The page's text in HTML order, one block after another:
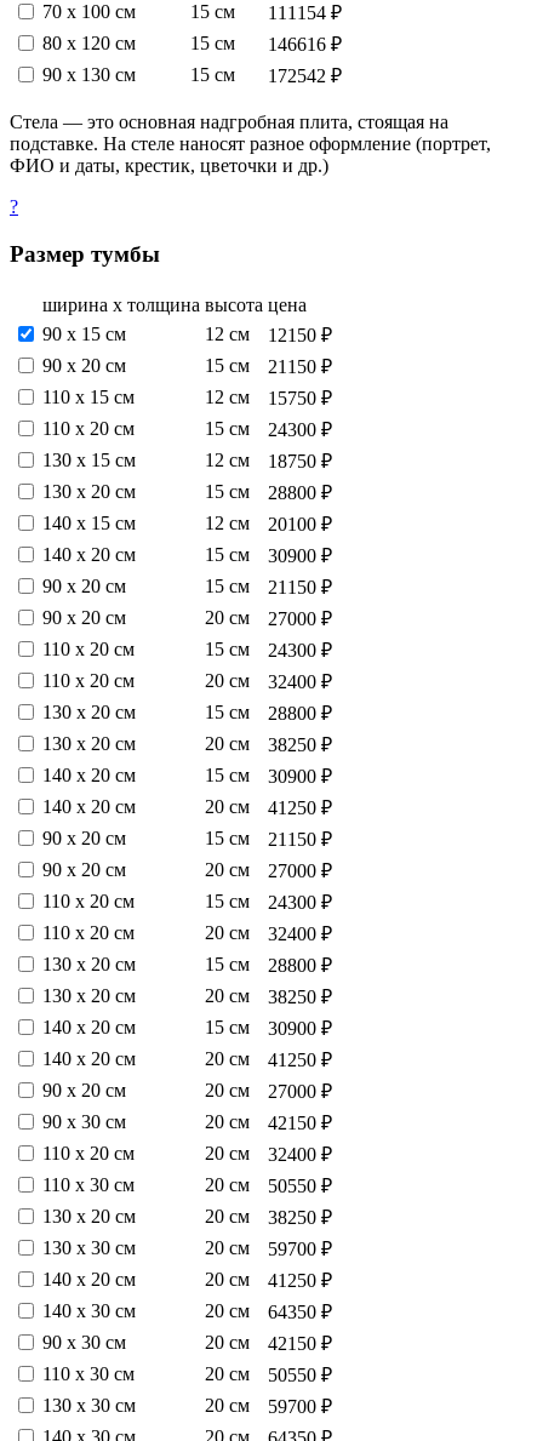
70 х 100 см
15 см
111154 ₽
80 х 120 см
15 см
146616 ₽
90 х 130 см
15 см 172542 ₽
Стела — это основная надгробная плита, стоящая на
подставке. На стеле наносят разное оформление (портрет,
ФИО и даты, крестик, цветочки и др.)
?
Размер тумбы
ширина х толщина высота цена
90 х 15 см
12 см
12150 ₽
90 х 20 см
15 см
21150 ₽
110 х 15 см
12 см
15750 ₽
110 х 20 см
15 см
24300 ₽
130 х 15 см
12 см
18750 ₽
130 х 20 см
15 см
28800 ₽
140 х 15 см
12 см
20100 ₽
140 х 20 см
15 см
30900 ₽
90 х 20 см
15 см
21150 ₽
90 х 20 см
20 см
27000 ₽
110 х 20 см
15 см
24300 ₽
110 х 20 см
20 см
32400 ₽
130 х 20 см
15 см
28800 ₽
130 х 20 см
20 см
38250 ₽
140 х 20 см
15 см
30900 ₽
140 х 20 см
20 см
41250 ₽
90 х 20 см
15 см
21150 ₽
90 х 20 см
20 см
27000 ₽
110 х 20 см
15 см
24300 ₽
110 х 20 см
20 см
32400 ₽
130 х 20 см
15 см
28800 ₽
130 х 20 см
20 см
38250 ₽
140 х 20 см
15 см
30900 ₽
140 х 20 см
20 см
41250 ₽
90 х 20 см
20 см
27000 ₽
90 х 30 см
20 см
42150 ₽
110 х 20 см
20 см
32400 ₽
110 х 30 см
20 см
50550 ₽
130 х 20 см
20 см
38250 ₽
130 х 30 см
20 см
59700 ₽
140 х 20 см
20 см
41250 ₽
140 х 30 см
20 см
64350 ₽
90 х 30 см
20 см
42150 ₽
110 х 30 см
20 см
50550 ₽
130 х 30 см
20 см
59700 ₽
140 х 30 см
20 см